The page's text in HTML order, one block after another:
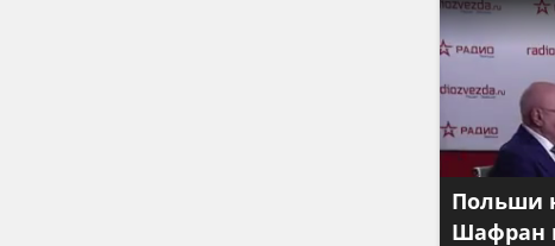
Польши
Шафран